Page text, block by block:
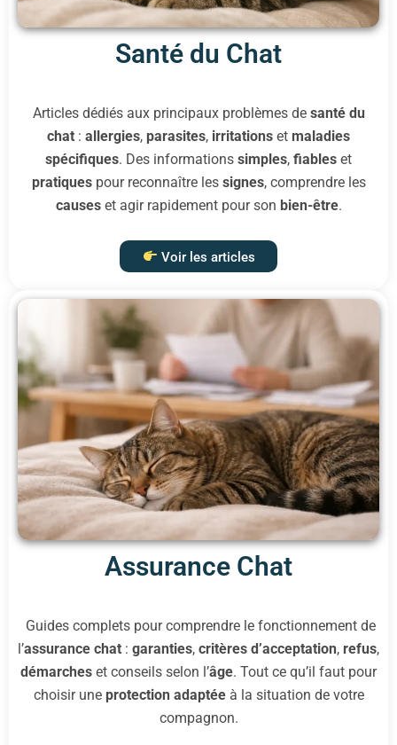
Santé du Chat
Articles dédiés aux principaux problèmes de santé du
chat : allergies, parasites, irritations et maladies
spécifiques. Des informations simples, fiables et
pratiquespour reconnaître les signes, comprendre les
causeset agir rapidement pour son bien-être.
Voir les articles
Assurance Chat
Guides complets pour comprendre le fonctionnement de
l’assurance chat : garanties, critères d’acceptation, refus,
démarches et conseils selon l’âge. Tout ce qu’il faut pour
choisir une protection adaptéeà la situation de votre
compagnon.